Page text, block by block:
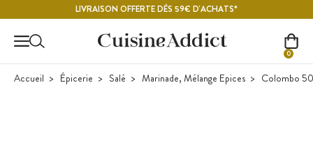
LIVRAISON OFFERTE DÈS 59€ D'ACHATS*
0
Accueil Épicerie Salé Marinade, Mélange Epices Colombo